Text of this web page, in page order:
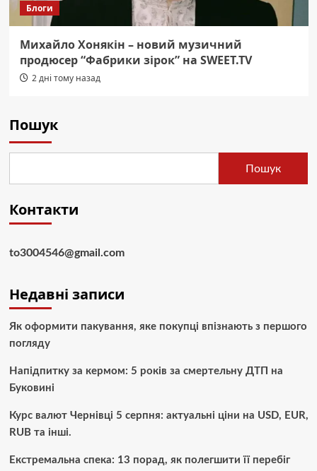
Блоги
Михайло Хонякін – новий музичний
продюсер “Фабрики зірок” на SWEET.TV
2 дні тому назад
Пошук
Пошук
Контакти
to3004546@gmail.com
Недавні записи
Як оформити пакування, яке покупці впізнають з першого
погляду
Напідпитку за кермом: 5 років за смертельну ДТП на
Буковині
Курс валют Чернівці 5 серпня: актуальні ціни на USD, EUR,
RUB та інші.
Екстремальна спека: 13 порад, як полегшити її перебіг